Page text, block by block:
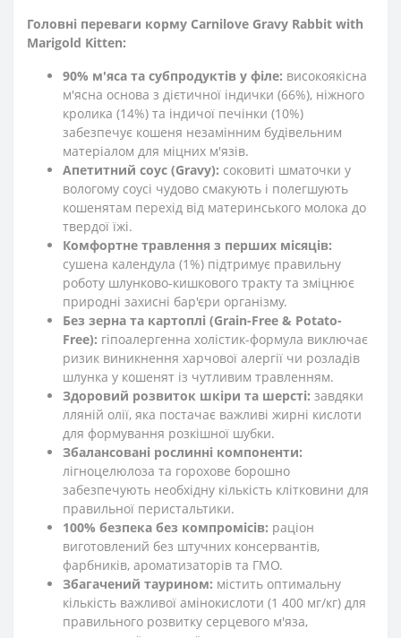
Головні переваги корму Carnilove Gravy Rabbit with
Marigold Kitten:
90% м'яса та субпродуктів у філе: високоякісна
м'ясна основа з дієтичної індички (66%), ніжного
кролика (14%) та індичої печінки (10%)
забезпечує кошеня незамінним будівельним
матеріалом для міцних м'язів.
Апетитний соус (Gravy): соковиті шматочки у
вологому соусі чудово смакують і полегшують
кошенятам перехід від материнського молока до
твердої їжі.
Комфортне травлення з перших місяців:
сушена календула (1%) підтримує правильну
роботу шлунково-кишкового тракту та зміцнює
природні захисні бар'єри організму.
Без зерна та картоплі (Grain-Free & Potato-
Free): гіпоалергенна холістик-формула виключає
ризик виникнення харчової алергії чи розладів
шлунка у кошенят із чутливим травленням.
Здоровий розвиток шкіри та шерсті: завдяки
лляній олії, яка постачає важливі жирні кислоти
для формування розкішної шубки.
Збалансовані рослинні компоненти:
лігноцелюлоза та горохове борошно
забезпечують необхідну кількість клітковини для
правильної перистальтики.
100% безпека без компромісів: раціон
виготовлений без штучних консервантів,
фарбників, ароматизаторів та ГМО.
Збагачений таурином: містить оптимальну
кількість важливої амінокислоти (1 400 мг/кг) для
правильного розвитку серцевого м'яза,